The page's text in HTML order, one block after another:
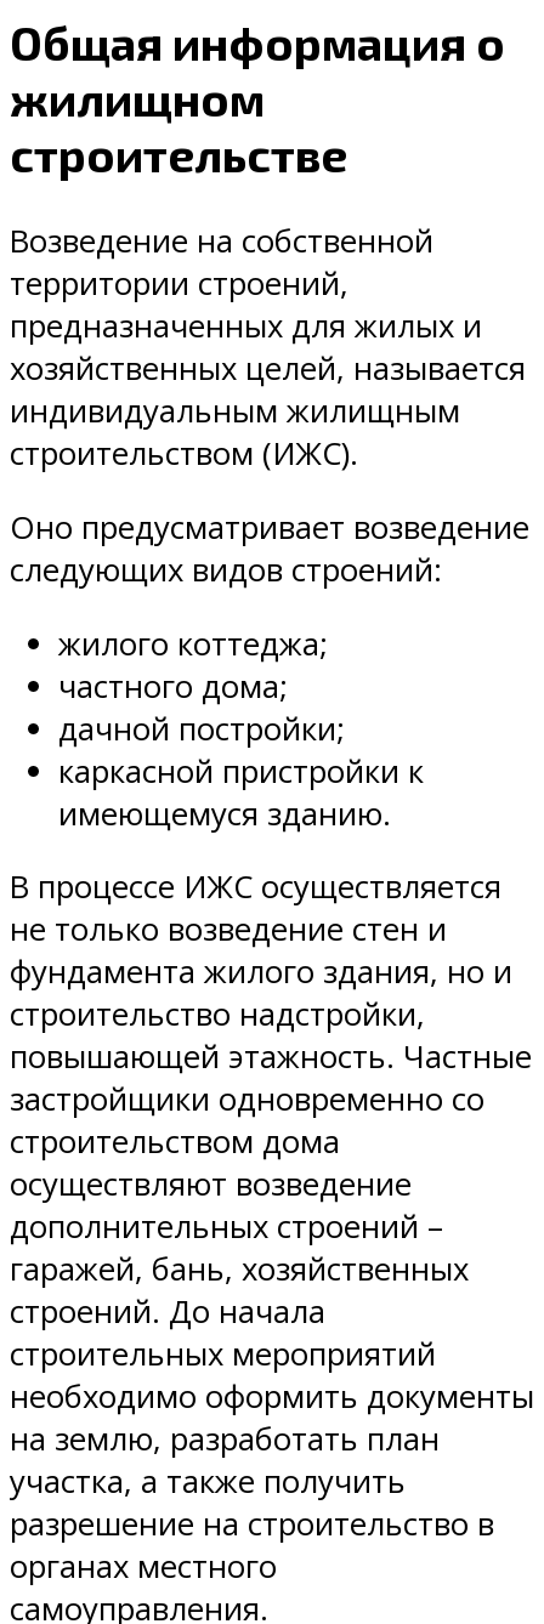
Общая информация о
жилищном
строительстве
Возведение на собственной
территории строений,
предназначенных для жилых и
хозяйственных целей, называется
индивидуальным жилищным
строительством (ИЖС).
Оно предусматривает возведение
следующих видов строений:
жилого коттеджа;
частного дома;
дачной постройки;
каркасной пристройки к
имеющемуся зданию.
В процессе ИЖС осуществляется
не только возведение стен и
фундамента жилого здания, но и
строительство надстройки,
повышающей этажность. Частные
застройщики одновременно со
строительством дома
осуществляют возведение
дополнительных строений –
гаражей, бань, хозяйственных
строений. До начала
строительных мероприятий
необходимо оформить документы
на землю, разработать план
участка, а также получить
разрешение на строительство в
органах местного
самоуправления.